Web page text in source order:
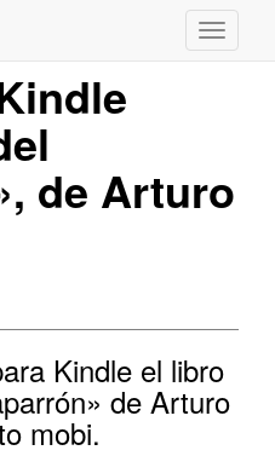
de Arturo
Kindle el libro
de Arturo
mobi.